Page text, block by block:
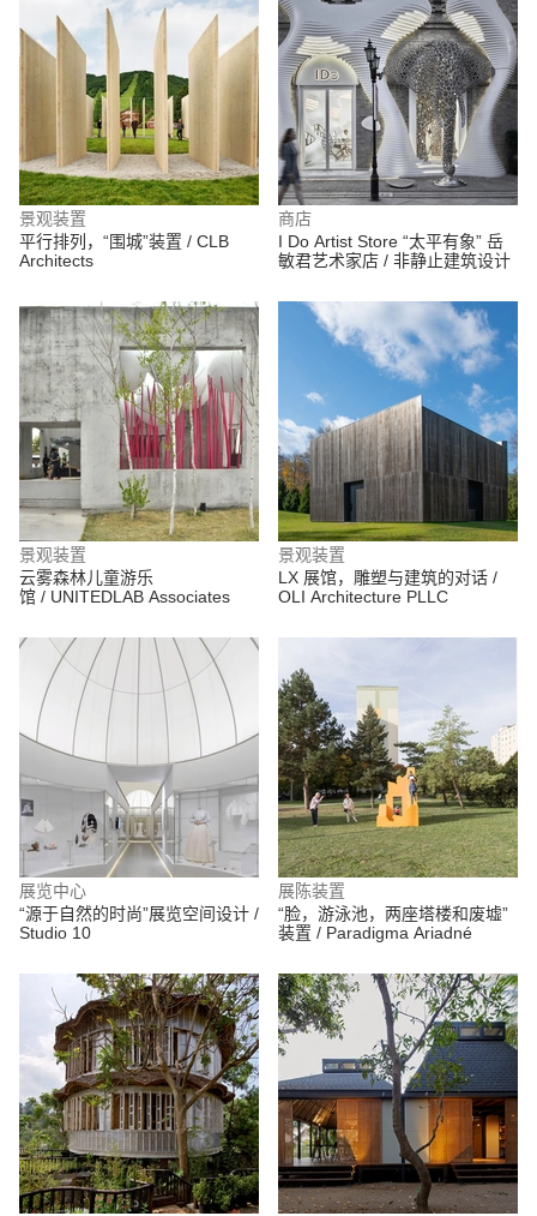
景观装置
平行排列，“围城”装置 / CLB
Architects
商店
I Do Artist Store “太平有象” 岳
敏君艺术家店 / 非静止建筑设计
景观装置
云雾森林儿童游乐
馆 / UNITEDLAB Associates
景观装置
LX 展馆，雕塑与建筑的对话 /
OLI Architecture PLLC
展览中心
“源于自然的时尚”展览空间设计 /
Studio 10
展陈装置
“脸，游泳池，两座塔楼和废墟”
装置 / Paradigma Ariadné